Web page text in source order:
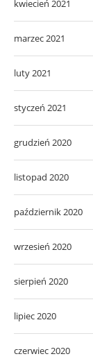
kwiecień 2021
marzec 2021
luty 2021
styczeń 2021
grudzień 2020
listopad 2020
październik 2020
wrzesień 2020
sierpień 2020
lipiec 2020
czerwiec 2020